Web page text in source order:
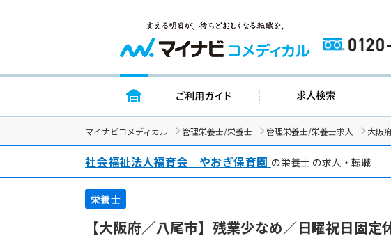
トップページ ご利用ガイド 求人
マイナビコメディカル 管理栄養士/栄養士 管理栄養士/栄養士求人 大阪
社会福祉法人福育会 やおぎ保育園 の栄養士 の求人・転職
栄養士
【大阪府／八尾市】残業少なめ／日曜祝日